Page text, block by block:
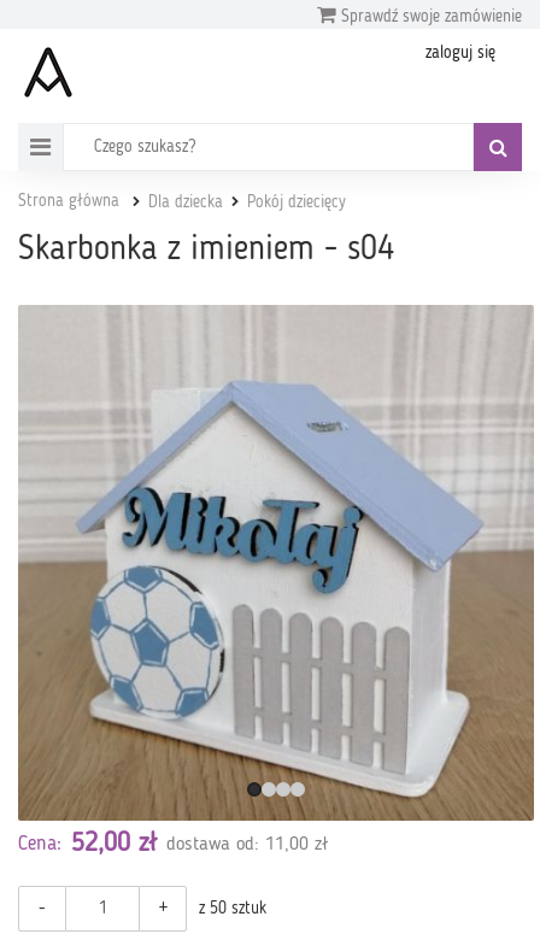
Sprawdź swoje zamówienie
zaloguj się
Strona główna Dla dziecka Pokój dziecięcy
Skarbonka z imieniem - s04
Cena: 52,00 zł dostawa od: 11,00 zł
- + z 50 sztuk